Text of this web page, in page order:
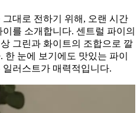
대로 전하기 위해, 오랜 시간
를 소개합니다. 센트럴 파이의
그린과 화이트의 조합으로 깔
눈에 보기에도 맛있는 파이
러스트가 매력적입니다.